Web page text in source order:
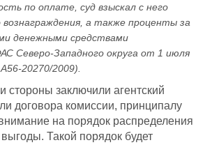
по оплате, суд взыскал с него
вознаграждения, а также проценты за
денежными средствами
Северо-Западного округа от 1 июля
20270/2009).
стороны заключили агентский
договора комиссии, принципалу
на порядок распределения
Такой порядок будет